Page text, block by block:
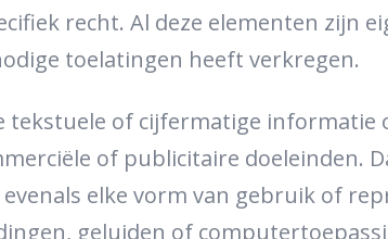
recht. Al deze elementen zijn
toelatingen heeft verkregen.
tekstuele of cijfermatige
of publicitaire doeleinden.
elke vorm van gebruik of
geluiden of